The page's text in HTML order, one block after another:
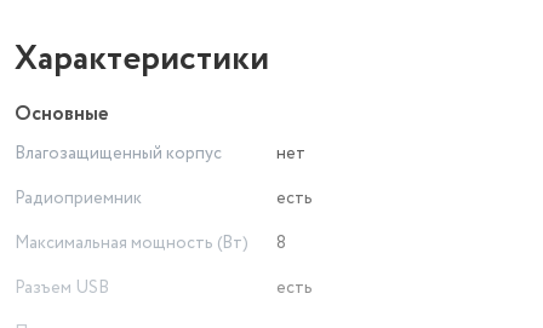
Выбирая портативную колонку MERELY MRL-J456, вы
получаете отличный звук, разнообразие функций и
звуком и разнообразием возможностей с этим стильным и
функциональным устройством.
Характеристики
Основные
Влагозащищенный корпус
нет
Радиоприемник
есть
Максимальная мощность (Вт)
8
Разъем USB
есть